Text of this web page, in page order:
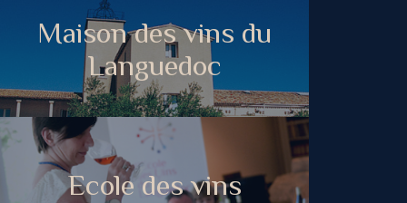
Maison des vins du
Languedoc
Ecole des vins